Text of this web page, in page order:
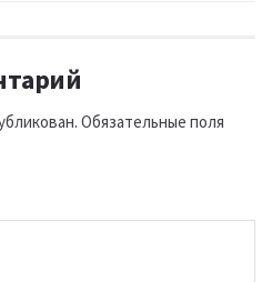
Обязательные поля